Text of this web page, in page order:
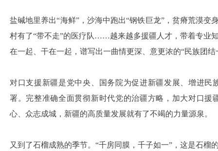
盐碱地里养出“海鲜”，沙海中跑出“钢铁巨龙”，贫瘠荒漠变
村有了“带不走”的医疗队……越来越多援疆人才，带着专业
在一起、干在一起，谱写出一曲情更深、意更浓的“民族团结
对口支援新疆是党中央、国务院为促进新疆发展、增进民
署。完整准确全面贯彻新时代党的治疆方略，加大对口援
心、众志成城，新疆的高质量发展就有了不竭的力量源泉。
又到了石榴成熟的季节。“千房同膜，千子如一”，这是石榴